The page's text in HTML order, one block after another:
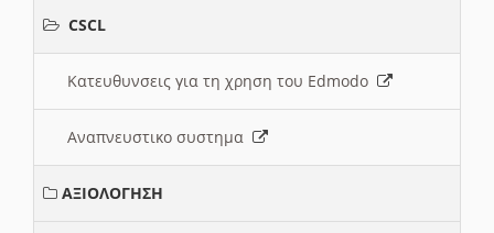
CSCL
Κατευθυνσεις για τη χρηση του Edmodo
Αναπνευστικο συστημα
ΑΞΙΟΛΟΓΗΣΗ